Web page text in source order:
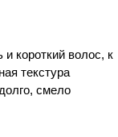
и короткий волос, к
текстура
смело